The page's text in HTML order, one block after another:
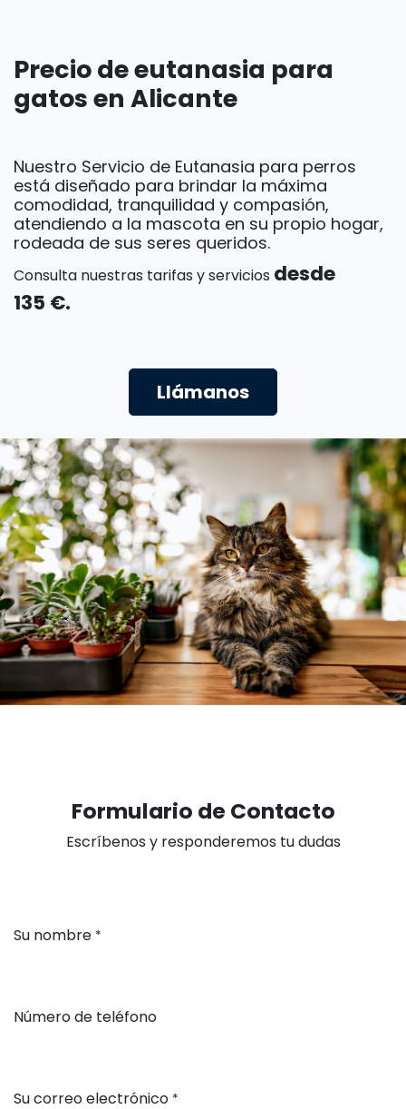
Precio de eutanasia para
gatos en Alicante
Nuestro Servicio de Eutanasia para perros
está diseñado para brindar la máxima
comodidad, tranquilidad y compasión,
atendiendo a la mascota en su propio hogar,
rodeada de sus seres queridos.
Consulta nuestras tarifas y servicios desde
135 €.
Llámanos
Formulario de Contacto
Escríbenos y responderemos tu dudas
Su nombre *
Número de teléfono
Su correo electrónico *